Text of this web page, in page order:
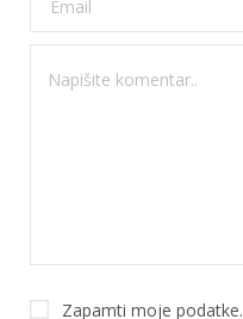
Zapamti moje podatke.